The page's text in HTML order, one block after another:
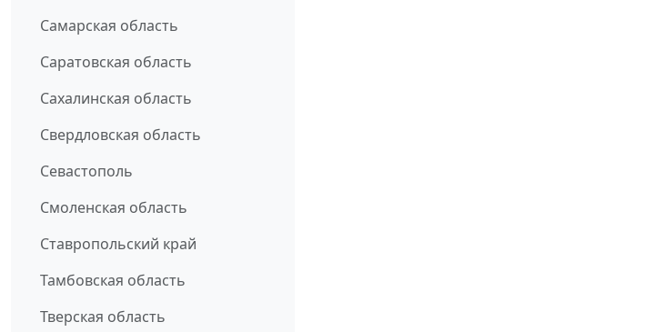
Самарская область
Саратовская область
Сахалинская область
Свердловская область
Севастополь
Смоленская область
Ставропольский край
Тамбовская область
Тверская область